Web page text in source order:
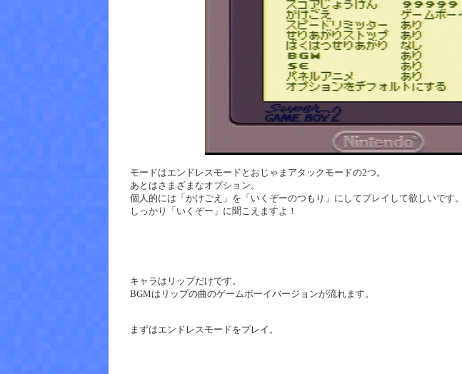
モードはエンドレスモードとおじゃまアタックモードの2つ。
あとはさまざまなオプション。
個人的には「かけごえ」を「いくぞーのつもり」にしてプレイして欲しいです。
しっかり「いくぞー」に聞こえますよ！
キャラはリップだけです。
BGMはリップの曲のゲームボーイバージョンが流れます。
まずはエンドレスモードをプレイ。